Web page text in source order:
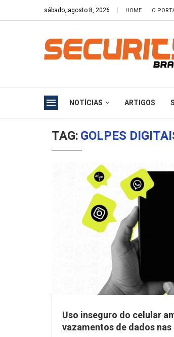
sábado, agosto 8, 2026 HOME O
NOTÍCIAS ARTIGOS
TAG: GOLPES
Uso inseguro do celular
vazamentos de dados nas